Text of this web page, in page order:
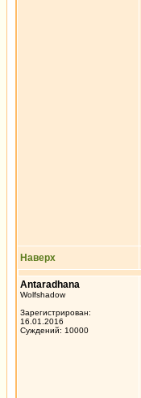
Наверх
Antaradhana
Wolfshadow
Зарегистрирован:
16.01.2016
Суждений: 10000